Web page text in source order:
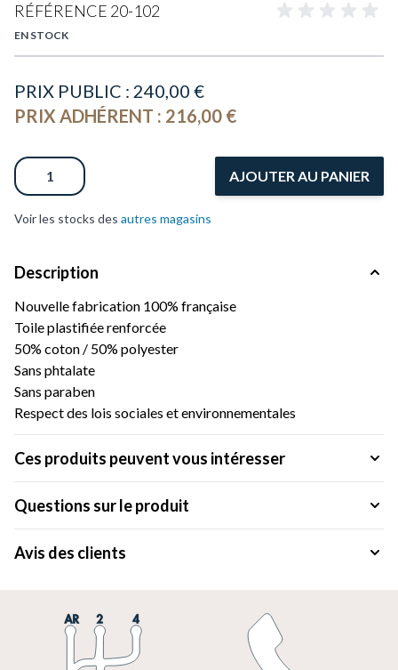
RÉFÉRENCE 20-102
EN STOCK
PRIX PUBLIC : 240,00 €
PRIX ADHÉRENT : 216,00 €
Quantité
AJOUTER AU PANIER
Voir les stocks des autres magasins
Description
Nouvelle fabrication 100% française
Toile plastifiée renforcée
50% coton / 50% polyester
Sans phtalate
Sans paraben
Respect des lois sociales et environnementales
Ces produits peuvent vous intéresser
Questions sur le produit
Avis des clients